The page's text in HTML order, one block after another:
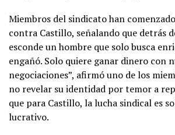
Miembros del sindicato han
contra Castillo, señalando que detrás
esconde un hombre que solo busca
engañó. Solo quiere ganar dinero con
negociaciones”, afirmó uno de los
no revelar su identidad por temor a
que para Castillo, la lucha sindical es
lucrativo.